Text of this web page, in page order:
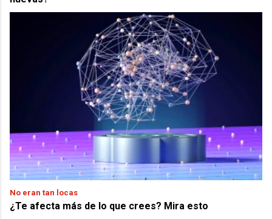
No eran tan locas
¿Te afecta más de lo que crees? Mira esto